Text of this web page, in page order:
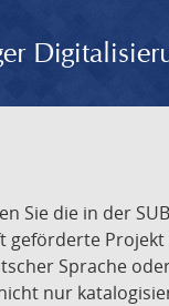
Sie die in der
geförderte
Sprache
nur